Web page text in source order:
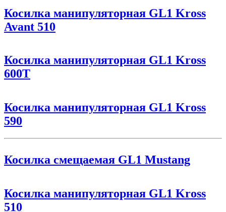
Косилка манипуляторная GL1 Kross
Avant 510
Косилка манипуляторная GL1 Kross
600T
Косилка манипуляторная GL1 Kross
590
Косилка смещаемая GL1 Mustang
Косилка манипуляторная GL1 Kross
510